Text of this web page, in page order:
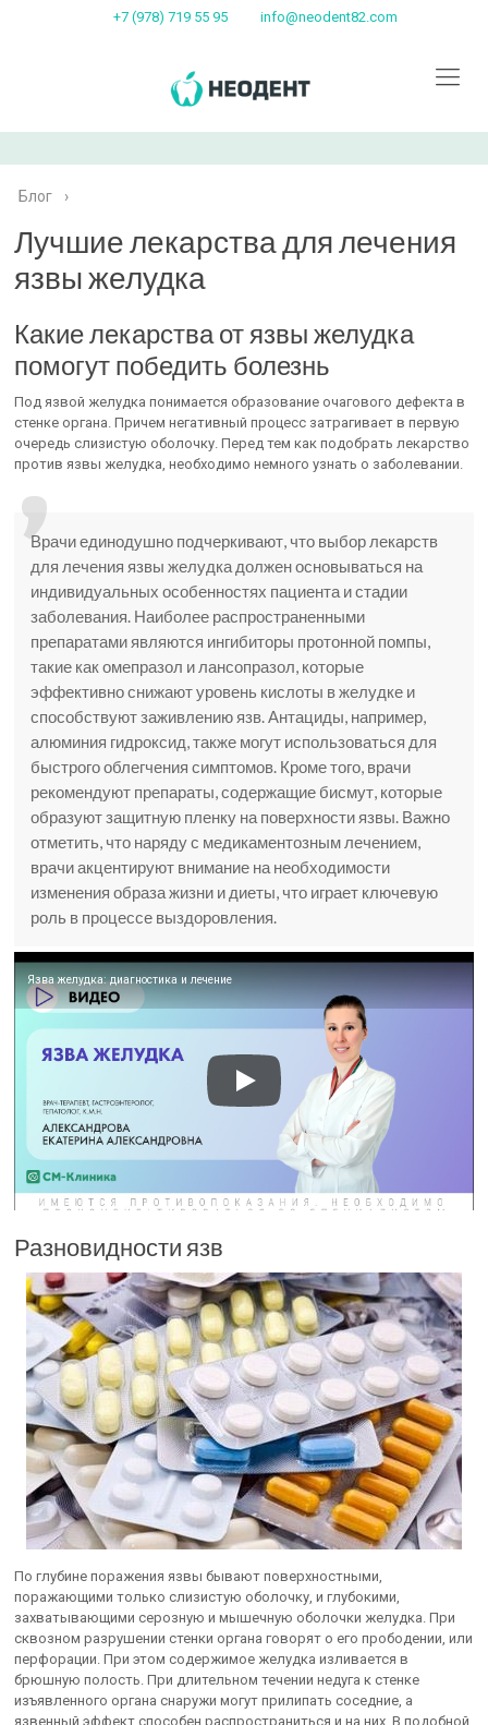
+7 (978) 719 55 95 info@neodent82.com
Блог ›
Лучшие лекарства для лечения
язвы желудка
Какие лекарства от язвы желудка
помогут победить болезнь
Под язвой желудка понимается образование очагового дефекта в
стенке органа. Причем негативный процесс затрагивает в первую
очередь слизистую оболочку. Перед тем как подобрать лекарство
против язвы желудка, необходимо немного узнать о заболевании.
Врачи единодушно подчеркивают, что выбор лекарств
для лечения язвы желудка должен основываться на
индивидуальных особенностях пациента и стадии
заболевания. Наиболее распространенными
препаратами являются ингибиторы протонной помпы,
такие как омепразол и лансопразол, которые
эффективно снижают уровень кислоты в желудке и
способствуют заживлению язв. Антациды, например,
алюминия гидроксид, также могут использоваться для
быстрого облегчения симптомов. Кроме того, врачи
рекомендуют препараты, содержащие бисмут, которые
образуют защитную пленку на поверхности язвы. Важно
отметить, что наряду с медикаментозным лечением,
врачи акцентируют внимание на необходимости
изменения образа жизни и диеты, что играет ключевую
роль в процессе выздоровления.
Язва желудка: диагностика и лечение
Разновидности язв
По глубине поражения язвы бывают поверхностными,
поражающими только слизистую оболочку, и глубокими,
захватывающими серозную и мышечную оболочки желудка. При
сквозном разрушении стенки органа говорят о его прободении, или
перфорации. При этом содержимое желудка изливается в
брюшную полость. При длительном течении недуга к стенке
изъявленного органа снаружи могут прилипать соседние, а
язвенный эффект способен распространиться и на них. В подобной